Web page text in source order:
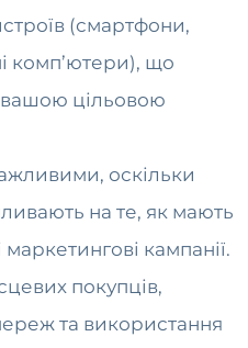
(смартфони,
комп’ютери), що
цільовою
оскільки
на те, як мають
кампанії.
покупців,
та використання